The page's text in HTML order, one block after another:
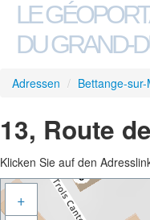
LE
DU GRAND-
Adressen / Bettange-
13, Route
Klicken Sie auf den
+